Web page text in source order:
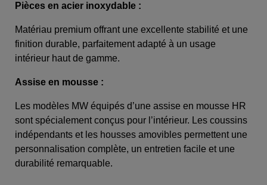
Pièces en acier inoxydable :
Matériau premium offrant une excellente stabilité et une
finition durable, parfaitement adapté à un usage
intérieur haut de gamme.
Assise en mousse :
Les modèles MW équipés d’une assise en mousse HR
sont spécialement conçus pour l’intérieur. Les coussins
indépendants et les housses amovibles permettent une
personnalisation complète, un entretien facile et une
durabilité remarquable.